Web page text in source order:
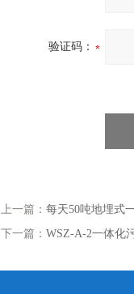
验证码：
上一篇： 每天50吨地埋式
下一篇： WSZ-A-2一体化